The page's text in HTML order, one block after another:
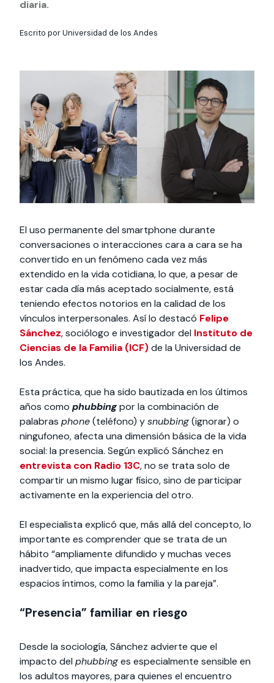
Especialidades y
interesar:
International
students
Facultades
interesar:
vinculación con la
Extensión Cultural
Filantropía y Donaciones
Servicios y apoyos
Te puede
Explora el campus
Uandes
Noticias
estudiantiles
diaria.
Escrito por Universidad de los Andes
El uso permanente del smartphone durante
conversaciones o interacciones cara a cara se ha
convertido en un fenómeno cada vez más
extendido en la vida cotidiana, lo que, a pesar de
estar cada día más aceptado socialmente, está
teniendo efectos notorios en la calidad de los
vínculos interpersonales. Así lo destacó Felipe
Sánchez, sociólogo e investigador del Instituto de
Ciencias de la Familia (ICF)de la Universidad de
los Andes.
Esta práctica, que ha sido bautizada en los últimos
años como phubbingpor la combinación de
palabras phone(teléfono) ysnubbing(ignorar) o
ningufoneo, afecta una dimensión básica de la vida
social: la presencia. Según explicó Sánchez en
entrevista con Radio 13C, no se trata solo de
compartir un mismo lugar físico, sino de participar
activamente en la experiencia del otro.
El especialista explicó que, más allá del concepto, lo
importante es comprender que se trata de un
hábito “ampliamente difundido y muchas veces
inadvertido, que impacta especialmente en los
espacios íntimos, como la familia y la pareja”.
“Presencia” familiar en riesgo
Desde la sociología, Sánchez advierte que el
impacto del phubbinges especialmente sensible en
los adultos mayores, para quienes el encuentro